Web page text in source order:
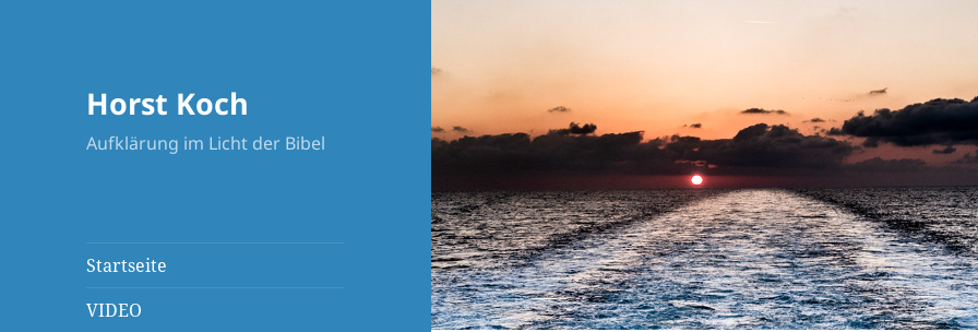
Horst Koch
Aufklärung im Licht der Bibel
Startseite
VIDEO